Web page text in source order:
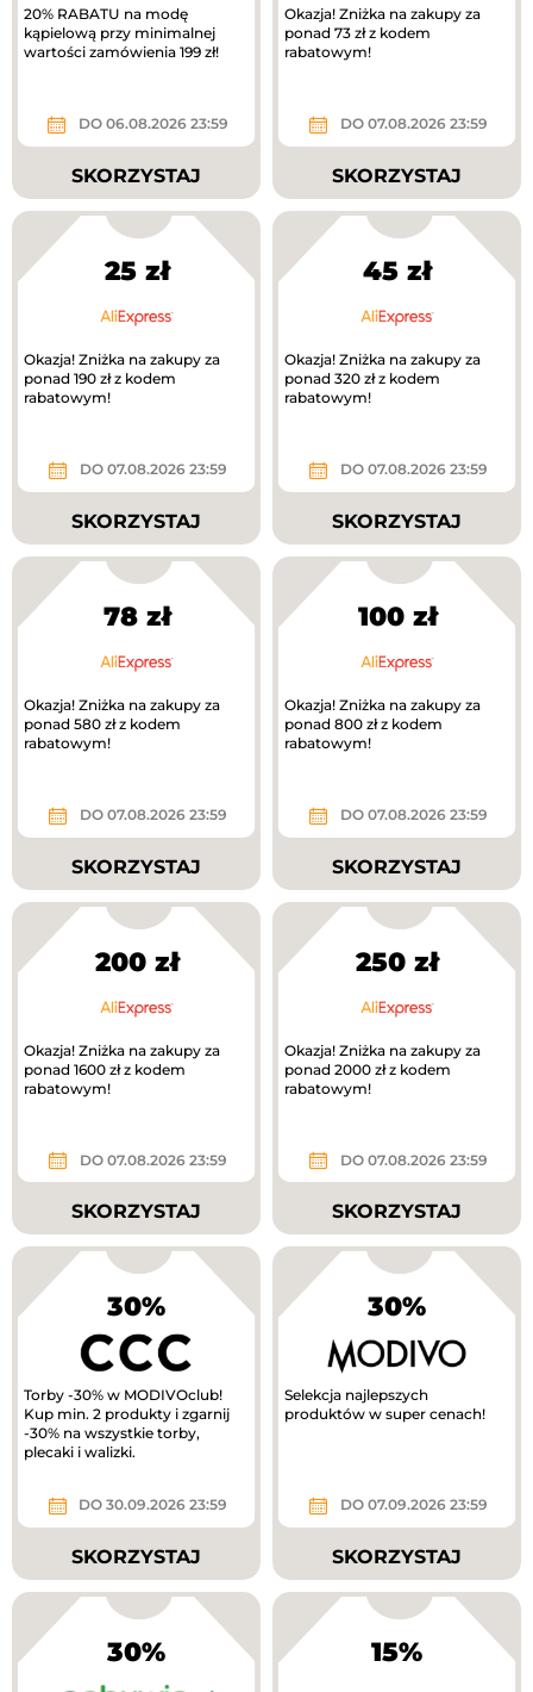
20% RABATU na modę
kąpielową przy minimalnej
wartości zamówienia 199 zł!
DO 06.08.2026 23:59
SKORZYSTAJ
Okazja! Zniżka na zakupy za
ponad 73 zł z kodem
rabatowym!
DO 07.08.2026 23:59
SKORZYSTAJ
25 zł
Okazja! Zniżka na zakupy za
ponad 190 zł z kodem
rabatowym!
DO 07.08.2026 23:59
SKORZYSTAJ
45 zł
Okazja! Zniżka na zakupy za
ponad 320 zł z kodem
rabatowym!
DO 07.08.2026 23:59
SKORZYSTAJ
78 zł
Okazja! Zniżka na zakupy za
ponad 580 zł z kodem
rabatowym!
DO 07.08.2026 23:59
SKORZYSTAJ
100 zł
Okazja! Zniżka na zakupy za
ponad 800 zł z kodem
rabatowym!
DO 07.08.2026 23:59
SKORZYSTAJ
200 zł
Okazja! Zniżka na zakupy za
ponad 1600 zł z kodem
rabatowym!
DO 07.08.2026 23:59
SKORZYSTAJ
250 zł
Okazja! Zniżka na zakupy za
ponad 2000 zł z kodem
rabatowym!
DO 07.08.2026 23:59
SKORZYSTAJ
30%
Torby -30% w MODIVOclub!
Kup min. 2 produkty i zgarnij
-30% na wszystkie torby,
plecaki i walizki.
DO 30.09.2026 23:59
SKORZYSTAJ
30%
Selekcja najlepszych
produktów w super cenach!
DO 07.09.2026 23:59
SKORZYSTAJ
30% 15%